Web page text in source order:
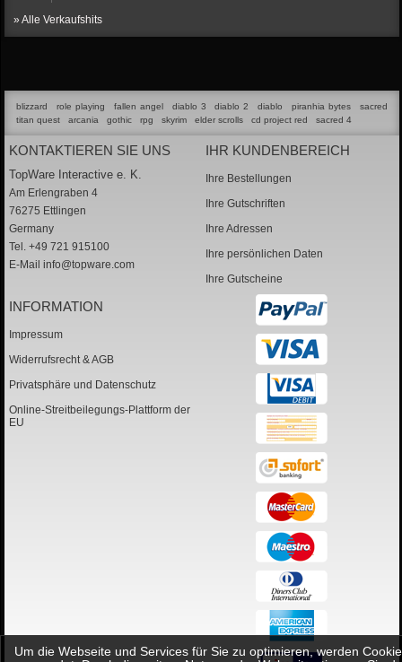
» Alle Verkaufshits
blizzard role playing fallen angel diablo 3 diablo 2 diablo piranhia bytes
sacred
titan quest
arcania gothic rpg skyrim elder scrolls cd project red sacred 4
KONTAKTIEREN SIE UNS
TopWare Interactive e. K.
Am Erlengraben 4
76275 Ettlingen
Germany
Tel. +49 721 915100
E-Mail info@topware.com
IHR KUNDENBEREICH
Ihre Bestellungen
Ihre Gutschriften
Ihre Adressen
Ihre persönlichen Daten
Ihre Gutscheine
INFORMATION
Impressum
Widerrufsrecht & AGB
Privatsphäre und Datenschutz
Online-Streitbeilegungs-Plattform der
EU
Um die Webseite und Services für Sie zu optimieren, werden